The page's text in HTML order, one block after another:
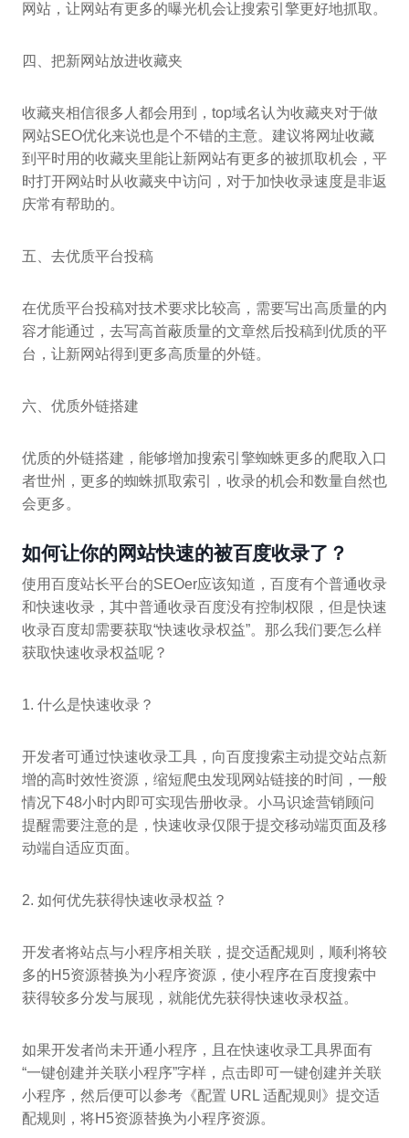
网站，让网站有更多的曝光机会让搜索引擎更好地抓取。
四、把新网站放进收藏夹
收藏夹相信很多人都会用到，top域名认为收藏夹对于做
网站SEO优化来说也是个不错的主意。建议将网址收藏
到平时用的收藏夹里能让新网站有更多的被抓取机会，平
时打开网站时从收藏夹中访问，对于加快收录速度是非返
庆常有帮助的。
五、去优质平台投稿
在优质平台投稿对技术要求比较高，需要写出高质量的内
容才能通过，去写高首蔽质量的文章然后投稿到优质的平
台，让新网站得到更多高质量的外链。
六、优质外链搭建
优质的外链搭建，能够增加搜索引擎蜘蛛更多的爬取入口
者世州，更多的蜘蛛抓取索引，收录的机会和数量自然也
会更多。
如何让你的网站快速的被百度收录了？
使用百度站长平台的SEOer应该知道，百度有个普通收录
和快速收录，其中普通收录百度没有控制权限，但是快速
收录百度却需要获取“快速收录权益”。那么我们要怎么样
获取快速收录权益呢？
1. 什么是快速收录？
开发者可通过快速收录工具，向百度搜索主动提交站点新
增的高时效性资源，缩短爬虫发现网站链接的时间，一般
情况下48小时内即可实现告册收录。小马识途营销顾问
提醒需要注意的是，快速收录仅限于提交移动端页面及移
动端自适应页面。
2. 如何优先获得快速收录权益？
开发者将站点与小程序相关联，提交适配规则，顺利将较
多的H5资源替换为小程序资源，使小程序在百度搜索中
获得较多分发与展现，就能优先获得快速收录权益。
如果开发者尚未开通小程序，且在快速收录工具界面有
“一键创建并关联小程序”字样，点击即可一键创建并关联
小程序，然后便可以参考《配置 URL 适配规则》提交适
配规则，将H5资源替换为小程序资源。